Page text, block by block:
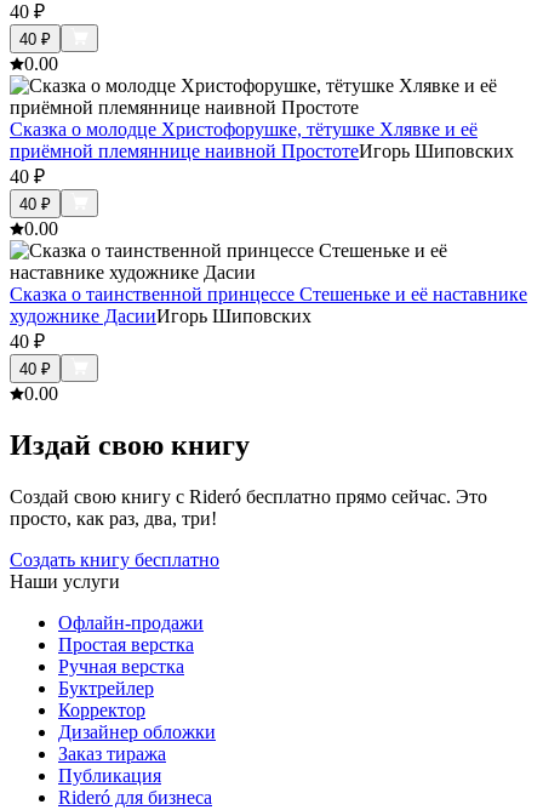
40 ₽
40 ₽
0.00
Сказка о молодце Христофорушке, тётушке Хлявке и её
приёмной племяннице наивной ПростотеИгорь Шиповских
40 ₽
40 ₽
0.00
Сказка о таинственной принцессе Стешеньке и её наставнике
художнике ДасииИгорь Шиповских
40 ₽
40 ₽
0.00
Издай свою книгу
Создай свою книгу с Rideró бесплатно прямо сейчас. Это
просто, как раз, два, три!
Создать книгу бесплатно
Наши услуги
Офлайн-продажи
Простая верстка
Ручная верстка
Буктрейлер
Корректор
Дизайнер обложки
Заказ тиража
Публикация
Rideró для бизнеса